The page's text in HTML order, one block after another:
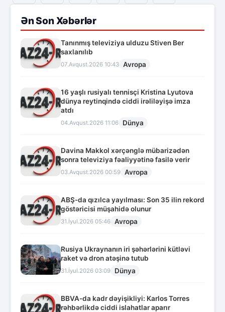
Ən Son Xəbərlər
Tanınmış televiziya ulduzu Stiven Ber
saxlanılıb
07.Avqust.2026 10:43 Avropa
16 yaşlı rusiyalı tennisçi Kristina Lyutova
dünya reytinqində ciddi irəliləyişə imza
atdı
04.Avqust.2026 11:06 Dünya
Davina Makkol xərçənglə mübarizədən
sonra televiziya fəaliyyətinə fasilə verir
03.Avqust.2026 00:59 Avropa
ABŞ-da qızılca yayılması: Son 35 ilin rekord
göstəricisi müşahidə olunur
31.İyul.2026 05:46 Avropa
Rusiya Ukraynanın iri şəhərlərini kütləvi
raket və dron atəşinə tutub
31.İyul.2026 03:09 Dünya
BBVA-da kadr dəyişikliyi: Karlos Torres
rəhbərlikdə ciddi islahatlar aparır